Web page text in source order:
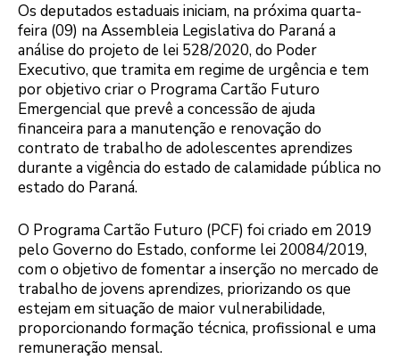
Os deputados estaduais iniciam, na próxima quarta-
feira (09) na Assembleia Legislativa do Paraná a
análise do projeto de lei 528/2020, do Poder
Executivo, que tramita em regime de urgência e tem
por objetivo criar o Programa Cartão Futuro
Emergencial que prevê a concessão de ajuda
financeira para a manutenção e renovação do
contrato de trabalho de adolescentes aprendizes
durante a vigência do estado de calamidade pública no
estado do Paraná.
O Programa Cartão Futuro (PCF) foi criado em 2019
pelo Governo do Estado, conforme lei 20084/2019,
com o objetivo de fomentar a inserção no mercado de
trabalho de jovens aprendizes, priorizando os que
estejam em situação de maior vulnerabilidade,
proporcionando formação técnica, profissional e uma
remuneração mensal.